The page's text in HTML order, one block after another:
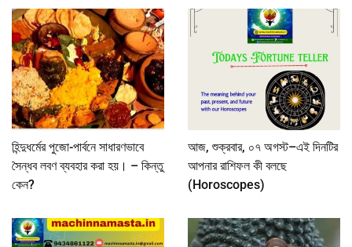
হিন্দুধর্মের পুজো-পার্বনে সাধারণভাবে
সৈন্ধব লবণ ব্যবহার করা হয়। – কিন্তু
কেন?
আজ, শুক্রবার, ০৭ অগস্ট–এই দিনটির
আপনার রাশিফল কী বলছে
(Horoscopes)